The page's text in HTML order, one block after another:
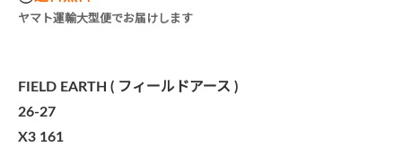
ヤマト運輸大型便でお届けします
FIELD EARTH ( フィールドアース )
26-27
X3 161